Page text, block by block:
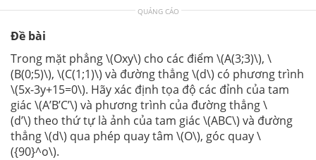
QUẢNG CÁO
Đề bài
Trong mặt phẳng \(Oxy\) cho các điểm \(A(3;3)\), \
(B(0;5)\), \(C(1;1)\) và đường thẳng \(d\) có phương trình
\(5x-3y+15=0\). Hãy xác định tọa độ các đỉnh của tam
giác \(A’B’C’\) và phương trình của đường thẳng \
(d’\) theo thứ tự là ảnh của tam giác \(ABC\) và đường
thẳng \(d\) qua phép quay tâm \(O\), góc quay \
({90}^o\).